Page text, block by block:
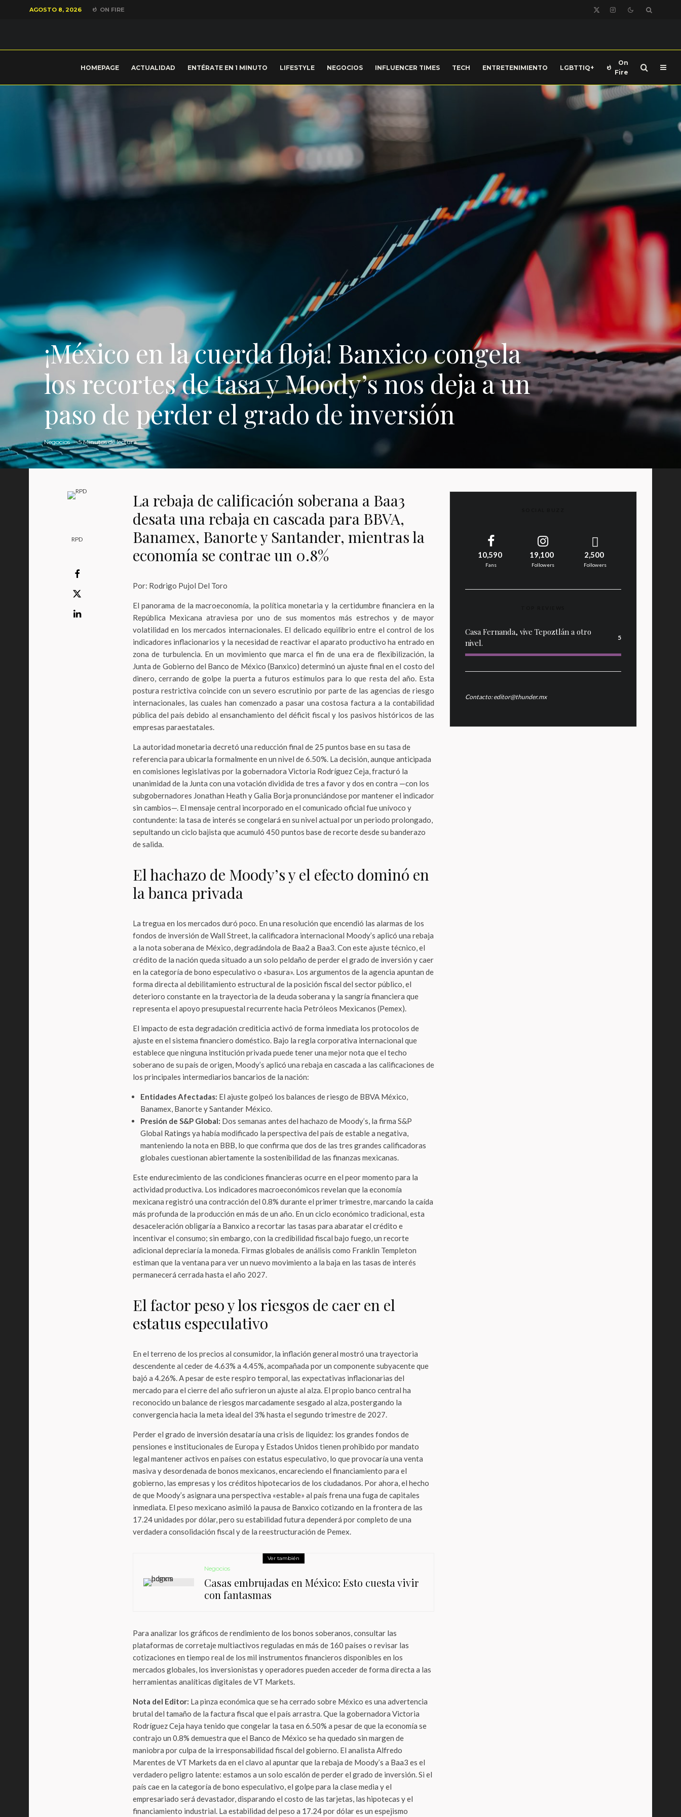
AGOSTO 8, 2026 ON FIRE
HOMEPAGE ACTUALIDAD ENTÉRATE EN 1 MINUTO LIFESTYLE NEGOCIOS INFLUENCER TIMES TECH ENTRETENIMIENTO LGBTTIQ+
On
Fire
¡México en la cuerda floja! Banxico congela
los recortes de tasa y Moody’s nos deja a un
paso de perder el grado de inversión
Negocios · 5 Minutos de lectura
RPD
La rebaja de calificación soberana a Baa3
desata una rebaja en cascada para BBVA,
Banamex, Banorte y Santander, mientras la
economía se contrae un 0.8%
Por: Rodrigo Pujol Del Toro
El panorama de la macroeconomía, la política monetaria y la certidumbre financiera en la
República Mexicana atraviesa por uno de sus momentos más estrechos y de mayor
volatilidad en los mercados internacionales. El delicado equilibrio entre el control de los
indicadores inflacionarios y la necesidad de reactivar el aparato productivo ha entrado en
zona de turbulencia. En un movimiento que marca el fin de una era de flexibilización, la
Junta de Gobierno del Banco de México (Banxico) determinó un ajuste final en el costo del
dinero, cerrando de golpe la puerta a futuros estímulos para lo que resta del año. Esta
postura restrictiva coincide con un severo escrutinio por parte de las agencias de riesgo
internacionales, las cuales han comenzado a pasar una costosa factura a la contabilidad
pública del país debido al ensanchamiento del déficit fiscal y los pasivos históricos de las
empresas paraestatales.
La autoridad monetaria decretó una reducción final de 25 puntos base en su tasa de
referencia para ubicarla formalmente en un nivel de 6.50%. La decisión, aunque anticipada
en comisiones legislativas por la gobernadora Victoria Rodríguez Ceja, fracturó la
unanimidad de la Junta con una votación dividida de tres a favor y dos en contra —con los
subgobernadores Jonathan Heath y Galia Borja pronunciándose por mantener el indicador
sin cambios—. El mensaje central incorporado en el comunicado oficial fue unívoco y
contundente: la tasa de interés se congelará en su nivel actual por un periodo prolongado,
sepultando un ciclo bajista que acumuló 450 puntos base de recorte desde su banderazo
de salida.
El hachazo de Moody’s y el efecto dominó en
la banca privada
La tregua en los mercados duró poco. En una resolución que encendió las alarmas de los
fondos de inversión de Wall Street, la calificadora internacional Moody’s aplicó una rebaja
a la nota soberana de México, degradándola de Baa2 a Baa3. Con este ajuste técnico, el
crédito de la nación queda situado a un solo peldaño de perder el grado de inversión y caer
en la categoría de bono especulativo o «basura». Los argumentos de la agencia apuntan de
forma directa al debilitamiento estructural de la posición fiscal del sector público, el
deterioro constante en la trayectoria de la deuda soberana y la sangría financiera que
representa el apoyo presupuestal recurrente hacia Petróleos Mexicanos (Pemex).
El impacto de esta degradación crediticia activó de forma inmediata los protocolos de
ajuste en el sistema financiero doméstico. Bajo la regla corporativa internacional que
establece que ninguna institución privada puede tener una mejor nota que el techo
soberano de su país de origen, Moody’s aplicó una rebaja en cascada a las calificaciones de
los principales intermediarios bancarios de la nación:
Entidades Afectadas: El ajuste golpeó los balances de riesgo de BBVA México,
Banamex, Banorte y Santander México.
Presión de S&P Global: Dos semanas antes del hachazo de Moody’s, la firma S&P
Global Ratings ya había modificado la perspectiva del país de estable a negativa,
manteniendo la nota en BBB, lo que confirma que dos de las tres grandes calificadoras
globales cuestionan abiertamente la sostenibilidad de las finanzas mexicanas.
Este endurecimiento de las condiciones financieras ocurre en el peor momento para la
actividad productiva. Los indicadores macroeconómicos revelan que la economía
mexicana registró una contracción del 0.8% durante el primer trimestre, marcando la caída
más profunda de la producción en más de un año. En un ciclo económico tradicional, esta
desaceleración obligaría a Banxico a recortar las tasas para abaratar el crédito e
incentivar el consumo; sin embargo, con la credibilidad fiscal bajo fuego, un recorte
adicional depreciaría la moneda. Firmas globales de análisis como Franklin Templeton
estiman que la ventana para ver un nuevo movimiento a la baja en las tasas de interés
permanecerá cerrada hasta el año 2027.
El factor peso y los riesgos de caer en el
estatus especulativo
En el terreno de los precios al consumidor, la inflación general mostró una trayectoria
descendente al ceder de 4.63% a 4.45%, acompañada por un componente subyacente que
bajó a 4.26%. A pesar de este respiro temporal, las expectativas inflacionarias del
mercado para el cierre del año sufrieron un ajuste al alza. El propio banco central ha
reconocido un balance de riesgos marcadamente sesgado al alza, postergando la
convergencia hacia la meta ideal del 3% hasta el segundo trimestre de 2027.
Perder el grado de inversión desataría una crisis de liquidez: los grandes fondos de
pensiones e institucionales de Europa y Estados Unidos tienen prohibido por mandato
legal mantener activos en países con estatus especulativo, lo que provocaría una venta
masiva y desordenada de bonos mexicanos, encareciendo el financiamiento para el
gobierno, las empresas y los créditos hipotecarios de los ciudadanos. Por ahora, el hecho
de que Moody’s asignara una perspectiva «estable» al país frena una fuga de capitales
inmediata. El peso mexicano asimiló la pausa de Banxico cotizando en la frontera de las
17.24 unidades por dólar, pero su estabilidad futura dependerá por completo de una
verdadera consolidación fiscal y de la reestructuración de Pemex.
Ver también
Negocios
Casas embrujadas en México: Esto cuesta vivir
con fantasmas
Para analizar los gráficos de rendimiento de los bonos soberanos, consultar las
plataformas de corretaje multiactivos reguladas en más de 160 países o revisar las
cotizaciones en tiempo real de los mil instrumentos financieros disponibles en los
mercados globales, los inversionistas y operadores pueden acceder de forma directa a las
herramientas analíticas digitales de VT Markets.
Nota del Editor: La pinza económica que se ha cerrado sobre México es una advertencia
brutal del tamaño de la factura fiscal que el país arrastra. Que la gobernadora Victoria
Rodríguez Ceja haya tenido que congelar la tasa en 6.50% a pesar de que la economía se
contrajo un 0.8% demuestra que el Banco de México se ha quedado sin margen de
maniobra por culpa de la irresponsabilidad fiscal del gobierno. El analista Alfredo
Marentes de VT Markets da en el clavo al apuntar que la rebaja de Moody’s a Baa3 es el
verdadero peligro latente: estamos a un solo escalón de perder el grado de inversión. Si el
país cae en la categoría de bono especulativo, el golpe para la clase media y el
empresariado será devastador, disparando el costo de las tarjetas, las hipotecas y el
financiamiento industrial. La estabilidad del peso a 17.24 por dólar es un espejismo
10,590
Fans
19,100
Followers
2,500
Followers
Casa Fernanda, vive Tepoztlán a otro
nivel.
5
Contacto: editor@thunder.mx